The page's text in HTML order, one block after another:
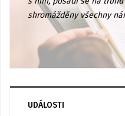
shromážděny všechny
UDÁLOSTI